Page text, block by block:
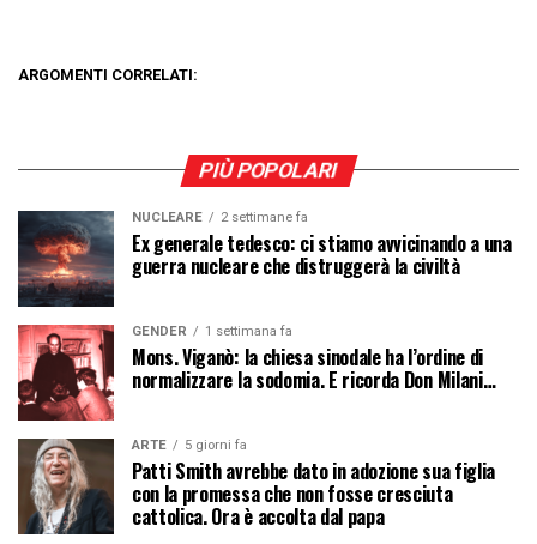
ARGOMENTI CORRELATI:
PIÙ POPOLARI
NUCLEARE 2 settimane fa
Ex generale tedesco: ci stiamo avvicinando a una
guerra nucleare che distruggerà la civiltà
GENDER 1 settimana fa
Mons. Viganò: la chiesa sinodale ha l’ordine di
normalizzare la sodomia. E ricorda Don Milani…
ARTE 5 giorni fa
Patti Smith avrebbe dato in adozione sua figlia
con la promessa che non fosse cresciuta
cattolica. Ora è accolta dal papa